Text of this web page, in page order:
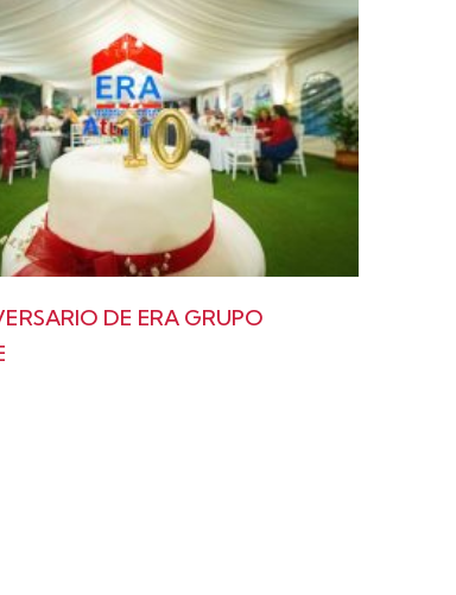
DE ERA GRUPO